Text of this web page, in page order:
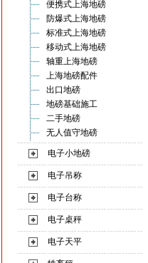
便携式上海地磅
防爆式上海地磅
标准式上海地磅
移动式上海地磅
轴重上海地磅
上海地磅配件
出口地磅
地磅基础施工
二手地磅
无人值守地磅
电子小地磅
电子吊称
电子台称
电子桌秤
电子天平